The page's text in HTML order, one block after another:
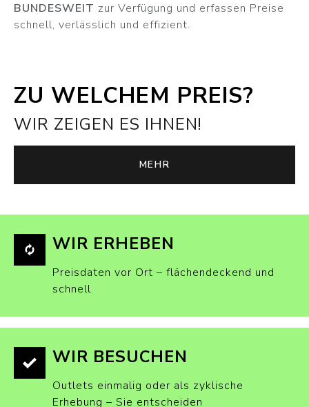
BUNDESWEIT zur Verfügung und erfassen Preise
schnell, verlässlich und effizient.
ZU WELCHEM PREIS?
WIR ZEIGEN ES IHNEN!
MEHR
WIR ERHEBEN
Preisdaten vor Ort – flächendeckend und
schnell
WIR BESUCHEN
Outlets einmalig oder als zyklische
Erhebung – Sie entscheiden